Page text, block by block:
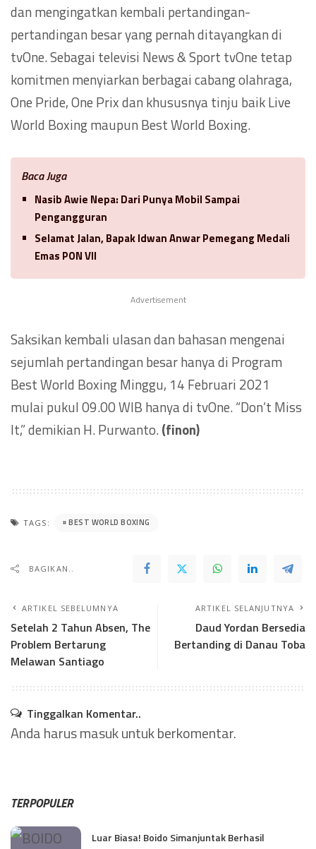
dan mengingatkan kembali pertandingan-
pertandingan besar yang pernah ditayangkan di
tvOne. Sebagai televisi News & Sport tvOne tetap
komitmen menyiarkan berbagai cabang olahraga,
One Pride, One Prix dan khususnya tinju baik Live
World Boxing maupun Best World Boxing.
Baca Juga
Nasib Awie Nepa: Dari Punya Mobil Sampai
Pengangguran
Selamat Jalan, Bapak Idwan Anwar Pemegang Medali
Emas PON VII
Advertisement
Saksikan kembali ulasan dan bahasan mengenai
sejumlah pertandingan besar hanya di Program
Best World Boxing Minggu, 14 Februari 2021
mulai pukul 09.00 WIB hanya di tvOne. “Don’t Miss
It,” demikian H. Purwanto.(finon)
TAGS: BEST WORLD BOXING
BAGIKAN..
ARTIKEL SEBELUMNYA
Setelah 2 Tahun Absen, The
Problem Bertarung
Melawan Santiago
ARTIKEL SELANJUTNYA
Daud Yordan Bersedia
Bertanding di Danau Toba
Tinggalkan Komentar..
Anda harusmasukuntuk berkomentar.
TERPOPULER
Luar Biasa! Boido Simanjuntak Berhasil